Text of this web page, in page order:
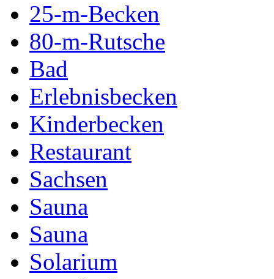
25-m-Becken
80-m-Rutsche
Bad
Erlebnisbecken
Kinderbecken
Restaurant
Sachsen
Sauna
Sauna
Solarium